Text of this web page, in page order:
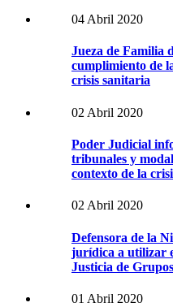
04 Abril 2020
Jueza de Familia
cumplimiento de
crisis sanitaria
02 Abril 2020
Poder Judicial
tribunales y
contexto de la
02 Abril 2020
Defensora de la
jurídica a utilizar
Justicia de
01 Abril 2020